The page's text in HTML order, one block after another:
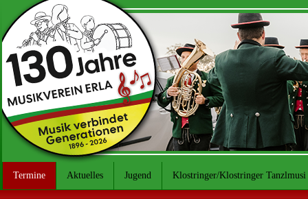
Termine Aktuelles Jugend Klostringer/Klostringer Tanzlmusi